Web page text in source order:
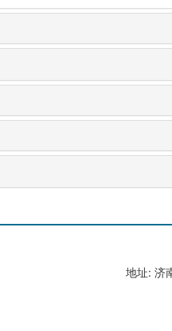
地址: